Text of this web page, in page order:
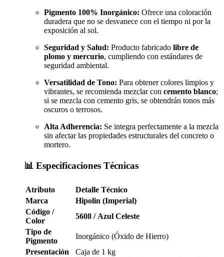
Pigmento 100% Inorgánico: Ofrece una coloración
duradera que no se desvanece con el tiempo ni por la
exposición al sol.
Seguridad y Salud: Producto fabricado libre de
plomo y mercurio, cumpliendo con estándares de
seguridad ambiental.
Versatilidad de Tono: Para obtener colores limpios y
vibrantes, se recomienda mezclar con cemento blanco;
si se mezcla con cemento gris, se obtendrán tonos más
oscuros o terrosos.
Alta Adherencia: Se integra perfectamente a la mezcla
sin afectar las propiedades estructurales del concreto o
mortero.
📊 Especificaciones Técnicas
Atributo
Detalle Técnico
Marca
Hipolin (Imperial)
Código /
Color
5608 / Azul Celeste
Tipo de
Pigmento
Inorgánico (Óxido de Hierro)
Presentación
Caja de 1 kg